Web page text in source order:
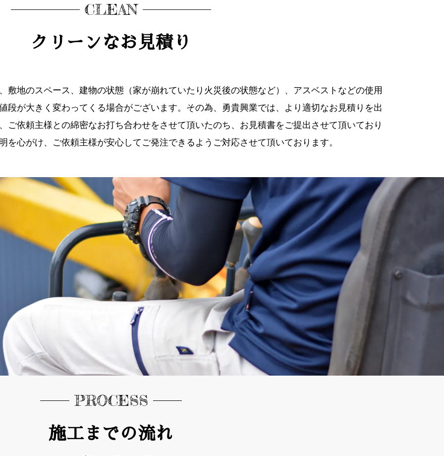
CLEAN
クリーンなお見積り
敷地のスペース、建物の状態（家が崩れていたり火災後の状態など）、アスベストなどの使用
段が大きく変わってくる場合がございます。その為、勇貴興業では、より適切なお見積りを出
ご依頼主様との綿密なお打ち合わせをさせて頂いたのち、お見積書をご提出させて頂いており
を心がけ、ご依頼主様が安心してご発注できるようご対応させて頂いております。
PROCESS
施工までの流れ